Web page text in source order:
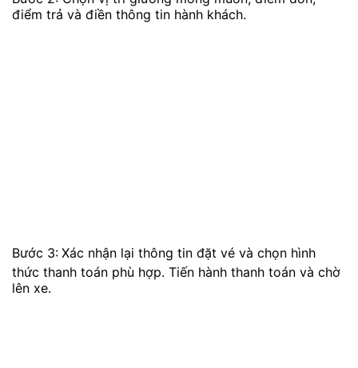
điểm trả và điền thông tin hành khách.
Bước 3: Xác nhận lại thông tin đặt vé và chọn hình
thức thanh toán phù hợp. Tiến hành thanh toán và chờ
lên xe.